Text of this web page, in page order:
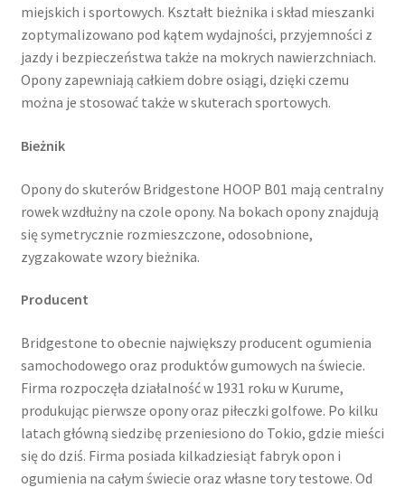
miejskich i sportowych. Kształt bieżnika i skład mieszanki
zoptymalizowano pod kątem wydajności, przyjemności z
jazdy i bezpieczeństwa także na mokrych nawierzchniach.
Opony zapewniają całkiem dobre osiągi, dzięki czemu
można je stosować także w skuterach sportowych.
Bieżnik
Opony do skuterów Bridgestone HOOP B01 mają centralny
rowek wzdłużny na czole opony. Na bokach opony znajdują
się symetrycznie rozmieszczone, odosobnione,
zygzakowate wzory bieżnika.
Producent
Bridgestone to obecnie największy producent ogumienia
samochodowego oraz produktów gumowych na świecie.
Firma rozpoczęła działalność w 1931 roku w Kurume,
produkując pierwsze opony oraz piłeczki golfowe. Po kilku
latach główną siedzibę przeniesiono do Tokio, gdzie mieści
się do dziś. Firma posiada kilkadziesiąt fabryk opon i
ogumienia na całym świecie oraz własne tory testowe. Od